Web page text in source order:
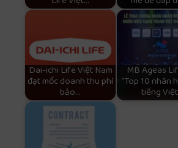
Dai-ichi Life Việt Nam
đạt mốc doanh thu phí
bảo…
MB Ageas
“Top 10 nhãn
tiếng